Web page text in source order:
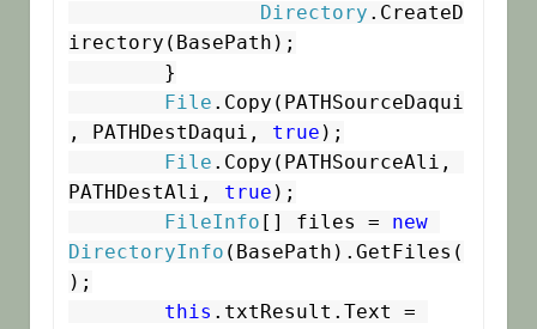
Directory .CreateD
irectory(BasePath);
File .Copy(PATHSourceDaqui
, PATHDestDaqui, true );
File .Copy(PATHSourceAli,
PATHDestAli, true );
FileInfo [] files = new
DirectoryInfo (BasePath).GetFiles(
);
this